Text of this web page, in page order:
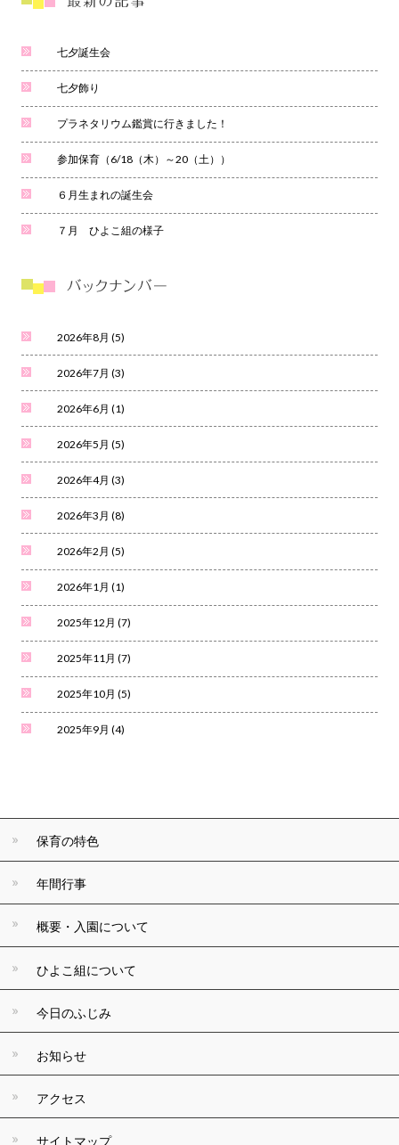
七夕誕生会
七夕飾り
プラネタリウム鑑賞に行きました！
参加保育（6/18（木）～20（土））
６月生まれの誕生会
７月 ひよこ組の様子
2026年8月 (5)
2026年7月 (3)
2026年6月 (1)
2026年5月 (5)
2026年4月 (3)
2026年3月 (8)
2026年2月 (5)
2026年1月 (1)
2025年12月 (7)
2025年11月 (7)
2025年10月 (5)
2025年9月 (4)
保育の特色
年間行事
概要・入園について
ひよこ組について
今日のふじみ
お知らせ
アクセス
サイトマップ